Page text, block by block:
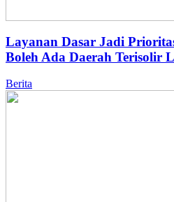
Layanan Dasar Jadi
Boleh Ada Daerah Terisolir
Berita